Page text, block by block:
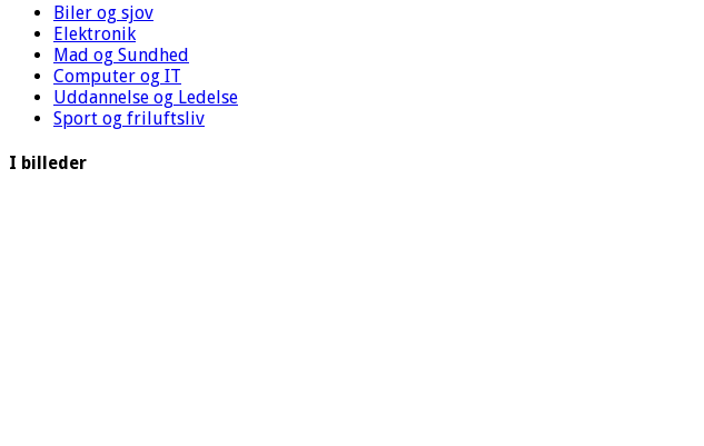
Biler og sjov
Elektronik
Mad og Sundhed
Computer og IT
Uddannelse og Ledelse
Sport og friluftsliv
I billeder